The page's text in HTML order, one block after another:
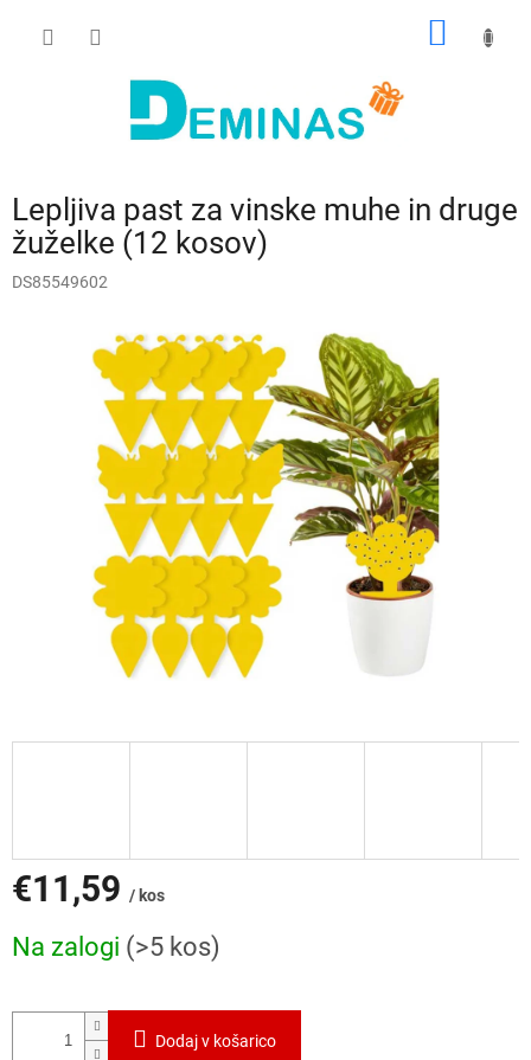
Lepljiva past za vinske muhe in druge
žuželke (12 kosov)
DS85549602
€11,59 / kos
mere:
Na zalogi (>5 kos)
Dodaj v košarico